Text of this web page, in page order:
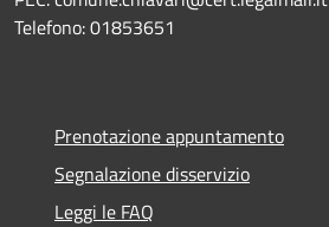
Telefono: 01853651
Prenotazione appuntamento
Segnalazione disservizio
Leggi le FAQ